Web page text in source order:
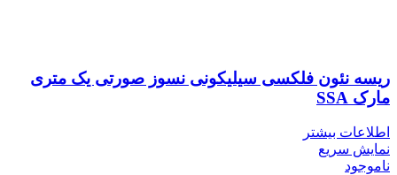
ریسه نئون فلکسی سیلیکونی نسوز صورتی یک متری
مارک SSA
اطلاعات بیشتر
نمایش سریع
ناموجود